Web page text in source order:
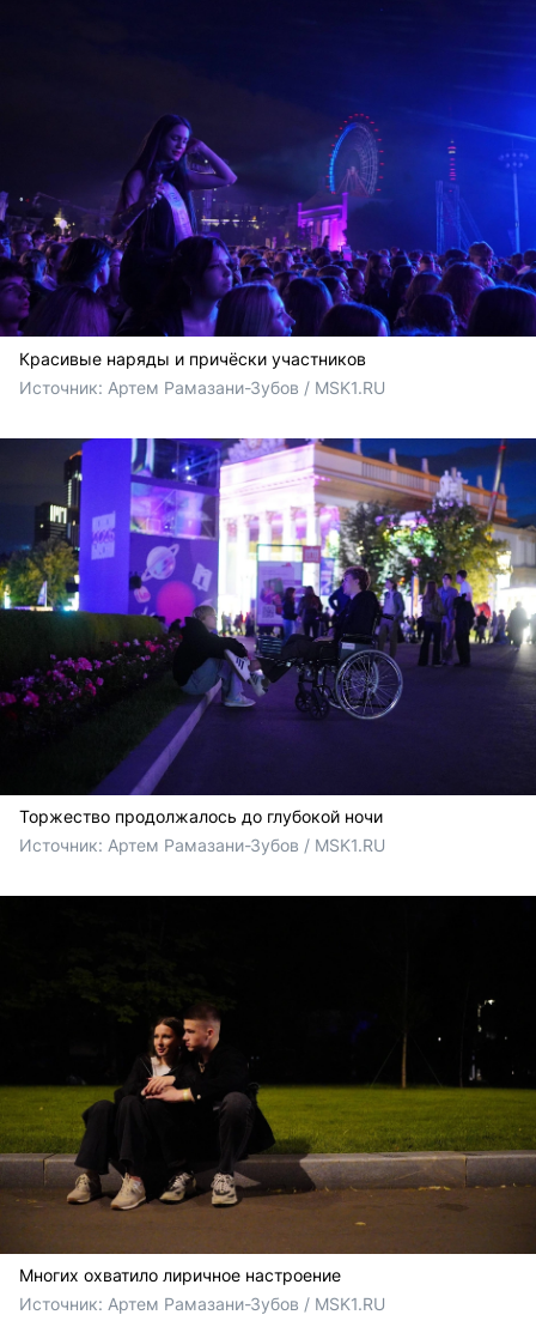
Красивые наряды и причёски участников
Источник: Артем Рамазани-Зубов / MSK1.RU
Торжество продолжалось до глубокой ночи
Источник: Артем Рамазани-Зубов / MSK1.RU
Многих охватило лиричное настроение
Источник: Артем Рамазани-Зубов / MSK1.RU